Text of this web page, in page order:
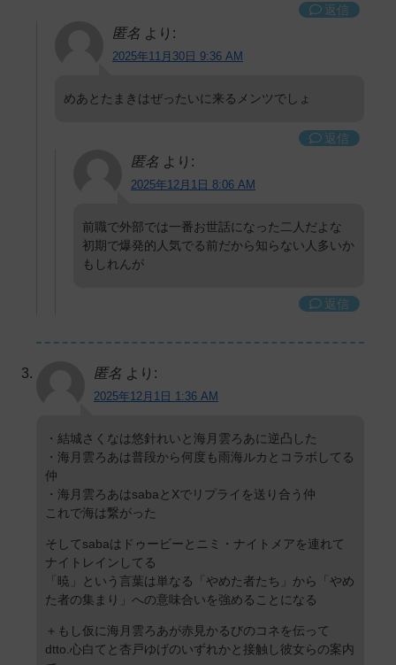
返信
匿名 より:
2025年11月30日 9:36 AM
めあとたまきはぜったいに来るメンツでしょ
返信
匿名 より:
2025年12月1日 8:06 AM
前職で外部では一番お世話になった二人だよな
初期で爆発的人気でる前だから知らない人多いか
もしれんが
返信
匿名 より:
2025年12月1日 1:36 AM
・結城さくなは悠針れいと海月雲ろあに逆凸した
・海月雲ろあは普段から何度も雨海ルカとコラボしてる
仲
・海月雲ろあはsabaとXでリプライを送り合う仲
これで海は繋がった
そしてsabaはドゥービーとニミ・ナイトメアを連れて
ナイトレインしてる
「暁」という言葉は単なる「やめた者たち」から「やめ
た者の集まり」への意味合いを強めることになる
＋もし仮に海月雲ろあが赤見かるびのコネを伝って
dtto.心白てと杏戸ゆげのいずれかと接触し彼女らの案内